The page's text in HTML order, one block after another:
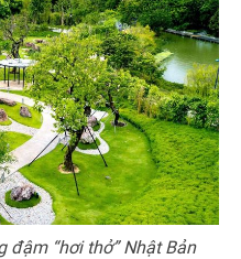
đậm “hơi thở” Nhật Bản